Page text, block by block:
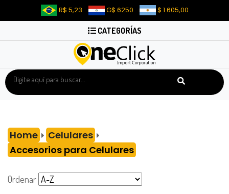
R$ 5,23 G$ 6250 $ 1.605,00
CATEGORÍAS
Home
Celulares
Accesorios para Celulares
Ordenar